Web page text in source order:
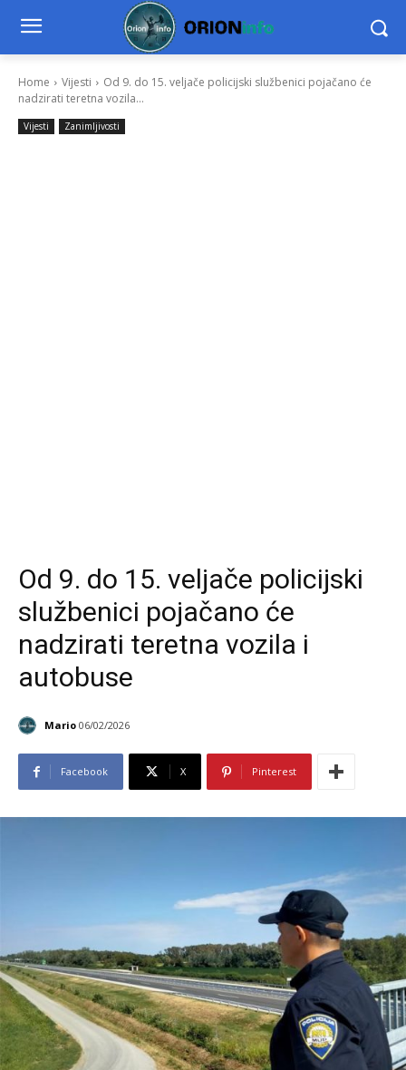
Home Vijesti
Od 9. do 15. veljače policijski službenici pojačano će
nadzirati teretna vozila...
Vijesti Zanimljivosti
Od 9. do 15. veljače policijski
službenici pojačano će
nadzirati teretna vozila i
autobuse
Mario 06/02/2026
Facebook X Pinterest